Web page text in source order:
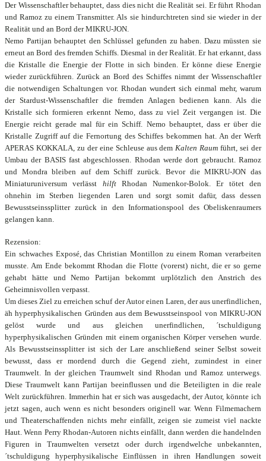
Der Wissenschaftler behauptet, dass dies nicht die Realität sei. Er führt Rhodan
und Ramoz zu einem Transmitter. Als sie hindurchtreten sind sie wieder in der
Realität und an Bord der MIKRU-JON.
Nemo Partijan behauptet den Schlüssel gefunden zu haben. Dazu müssten sie
erneut an Bord des fremden Schiffs. Diesmal in der Realität. Er hat erkannt, dass
die Kristalle die Energie der Flotte in sich binden. Er könne diese Energie
wieder zurückführen. Zurück an Bord des Schiffes nimmt der Wissenschaftler
die notwendigen Schaltungen vor. Rhodan wundert sich einmal mehr, warum
der Stardust-Wissenschaftler die fremden Anlagen bedienen kann. Als die
Kristalle sich formieren erkennt Nemo, dass zu viel Zeit vergangen ist. Die
Energie reicht gerade mal für ein Schiff. Nemo behauptet, dass er über die
Kristalle Zugriff auf die Fernortung des Schiffes bekommen hat. An der Werft
APERAS KOKKALA, zu der eine Schleuse aus demKalten Raum führt, sei der
Umbau der BASIS fast abgeschlossen. Rhodan werde dort gebraucht. Ramoz
und Mondra bleiben auf dem Schiff zurück. Bevor die MIKRU-JON das
Miniaturuniversum verlässt hilftRhodan Numenkor-Bolok. Er tötet den
ohnehin im Sterben liegenden Laren und sorgt somit dafür, dass dessen
Bewusstseinssplitter zurück in den Informationspool des Obeliskenraumers
gelangen kann.
Rezension:
Ein schwaches Exposé, das Christian Montillon zu einem Roman verarbeiten
musste. Am Ende bekommt Rhodan die Flotte (vorerst) nicht, die er so gerne
gehabt hätte und Nemo Partijan bekommt urplötzlich den Anstrich des
Geheimnisvollen verpasst.
Um dieses Ziel zu erreichen schuf der Autor einen Laren, der aus unerfindlichen,
äh hyperphysikalischen Gründen aus dem Bewusstseinspool von MIKRU-JON
gelöst wurde und aus gleichen unerfindlichen, ´tschuldigung
hyperphysikalischen Gründen mit einem organischen Körper versehen wurde.
Als Bewusstseinssplitter ist sich der Lare anschließend seiner Selbst soweit
bewusst, dass er mordend durch die Gegend zieht, zumindest in einer
Traumwelt. In der gleichen Traumwelt sind Rhodan und Ramoz unterwegs.
Diese Traumwelt kann Partijan beeinflussen und die Beteiligten in die reale
Welt zurückführen. Immerhin hat er sich was ausgedacht, der Autor, könnte ich
jetzt sagen, auch wenn es nicht besonders originell war. Wenn Filmemachern
und Theaterschaffenden nichts mehr einfällt, zeigen sie zumeist viel nackte
Haut. Wenn Perry Rhodan-Autoren nichts einfällt, dann werden die handelnden
Figuren in Traumwelten versetzt oder durch irgendwelche unbekannten,
´tschuldigung hyperphysikalische Einflüssen in ihren Handlungen soweit